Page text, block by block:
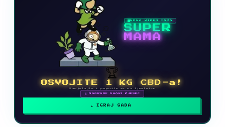
NOVA VIDEO IGRA
SUPER
MAMA
🏆
OSVOJITE 1 KG CBD-a!
Sudjelujte i popnite se na ljestvicu
🗓 NAGRADE SVAKI MJESEC
IGRAJ SADA